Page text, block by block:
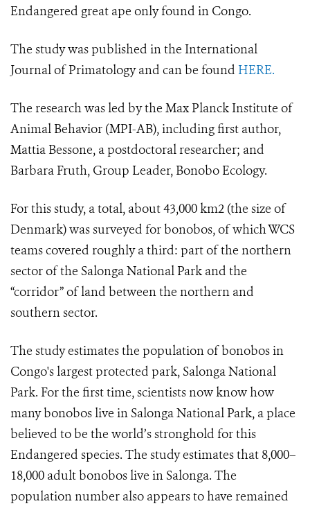
Endangered great ape only found in Congo.
The study was published in the International
Journal of Primatology and can be found HERE.
The research was led by the Max Planck Institute of
Animal Behavior (MPI-AB), including first author,
Mattia Bessone, a postdoctoral researcher; and
Barbara Fruth, Group Leader, Bonobo Ecology.
For this study, a total, about 43,000 km2 (the size of
Denmark) was surveyed for bonobos, of which WCS
teams covered roughly a third: part of the northern
sector of the Salonga National Park and the
“corridor” of land between the northern and
southern sector.
The study estimates the population of bonobos in
Congo's largest protected park, Salonga National
Park. For the first time, scientists now know how
many bonobos live in Salonga National Park, a place
believed to be the world’s stronghold for this
Endangered species. The study estimates that 8,000­–
18,000 adult bonobos live in Salonga. The
population number also appears to have remained